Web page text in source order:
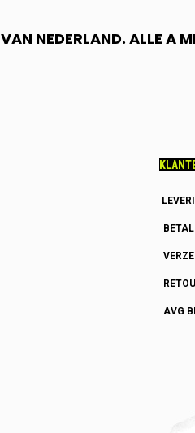
VAN NEDERLAND. ALLE A
AVG